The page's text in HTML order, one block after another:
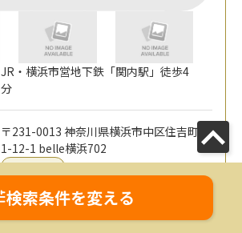
JR・横浜市営地下鉄「関内駅」徒歩4
分
〒231-0013 神奈川県横浜市中区住吉町
1-12-1 belle横浜702
MAP
全国オンライン対応可
検索条件を変える